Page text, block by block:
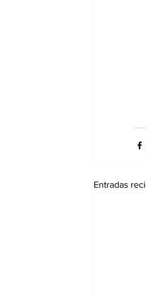
Entradas